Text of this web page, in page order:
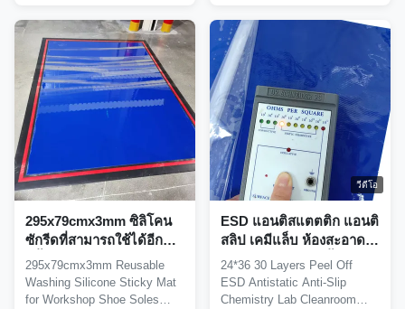
295x79cmx3mm ซิลิโคน
ซักรีดที่สามารถใช้ได้อีก
ครั้ง
295x79cmx3mm Reusable
Washing Silicone Sticky Mat
for Workshop Shoe Soles
วีดีโอ
ESD แอนติสแตตติก แอนติ
สลิป เคมีแล็บ ห้องสะอาด
แผ่นสับ 24*36 30 ชั้น
24*36 30 Layers Peel Off
ESD Antistatic Anti-Slip
Chemistry Lab Cleanroom